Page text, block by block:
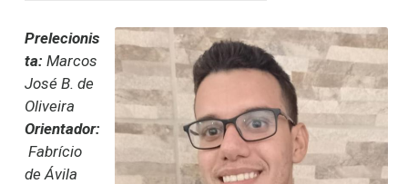
Prelecionis
ta: Marcos
José B. de
Oliveira
Orientador:
Fabrício
de Ávila